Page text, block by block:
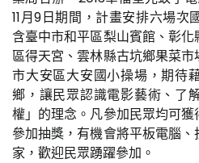
11月9日期間，計畫安排六場
含臺中市和平區梨山賓館、彰
區得天宮、雲林縣古坑鄉果菜
市大安區大安國小操場，期待
鄉，讓民眾認識電影藝術、了
權」的理念。凡參加民眾均可
參加抽獎，有機會將平板電腦
家，歡迎民眾踴躍參加。